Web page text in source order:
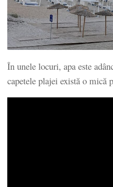
În unele locuri, apa este
capetele plajei există o mică